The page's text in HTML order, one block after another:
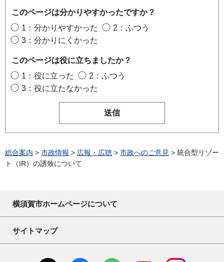
このページは分かりやすかったですか？
1：分かりやすかった
2：ふつう
3：分かりにくかった
このページは役に立ちましたか？
1：役に立った
2：ふつう
3：役に立たなかった
総合案内 > 市政情報 > 広報・広聴 > 市政へのご意見 > 統合型リゾー
ト（IR）の誘致について
横須賀市ホームページについて
サイトマップ